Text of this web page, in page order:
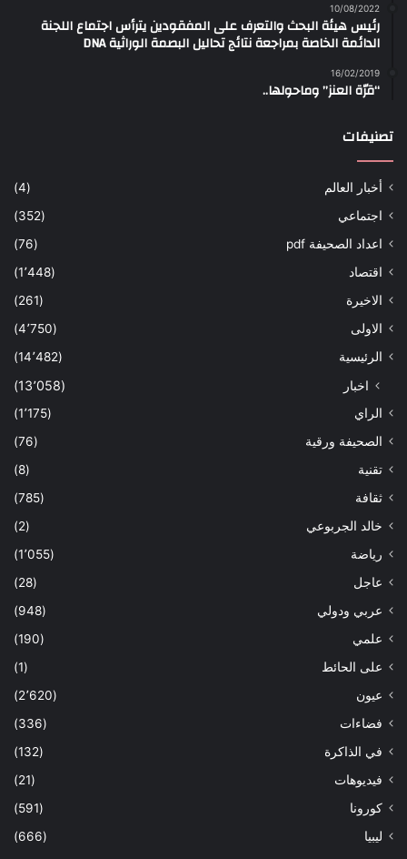
10/08/2022
رئيس هيئة البحث والتعرف على المفقودين يترأس اجتماع اللجنة
الدائمة الخاصة بمراجعة نتائج تحاليل البصمة الوراثية DNA
16/02/2019
“قرّة العنز” وماحولها..
تصنيفات
أخبار العالم
(4)
اجتماعي
(352)
اعداد الصحيفة pdf
(76)
اقتصاد
(1٬448)
الاخيرة
(261)
الاولى
(4٬750)
الرئيسية
(14٬482)
اخبار (13٬058)
الراي
(1٬175)
الصحيفة ورقية
(76)
تقنية
(8)
ثقافة
(785)
خالد الجربوعي
(2)
رياضة
(1٬055)
عاجل
(28)
عربي ودولي
(948)
علمي
(190)
على الحائط
(1)
عيون
(2٬620)
فضاءات
(336)
في الذاكرة
(132)
فيديوهات
(21)
كورونا
(591)
ليبيا
(666)